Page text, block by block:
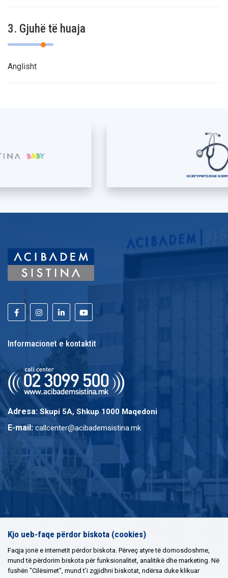
3. Gjuhë të huaja
Anglisht
Informacionet e kontaktit
Adresa: Skupi 5A, Shkup 1000 Maqedoni
E-mail: callcenter@acibademsistina.mk
Kjo ueb-faqe përdor biskota (cookies)
Faqja jonë e internetit përdor biskota. Përveç atyre të domosdoshme,
mund të përdorim biskota për funksionalitet, analitikë dhe marketing. Në
fushën "Cilësimet", mund t’i zgjidhni biskotat, ndërsa duke klikuar